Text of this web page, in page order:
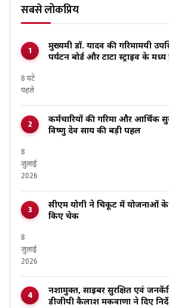
सबसे लोकप्रिय
मुख्यमंत्री डॉ. यादव की गरिमामयी
पर्यटन बोर्ड और टाटा स्ट्राइव के
8 घंटे
पहले
कर्मचारियों की गरिमा और आर्थिक
विष्णु देव साय की बड़ी पहल
8
जुलाई
2026
सीएम योगी ने चित्रकूट में योजनाओं के
किए चेक
8
जुलाई
2026
नशामुक्त, साइबर सुरक्षित एवं
डीजीपी कैलाश मकवाणा ने दिए